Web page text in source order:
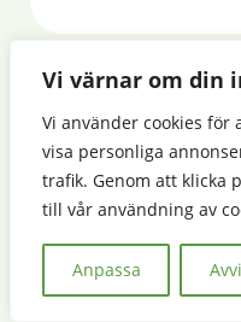
Vi värnar om din
Vi använder cookies
visa personliga
trafik. Genom att klicka
till vår användning av
Anpassa